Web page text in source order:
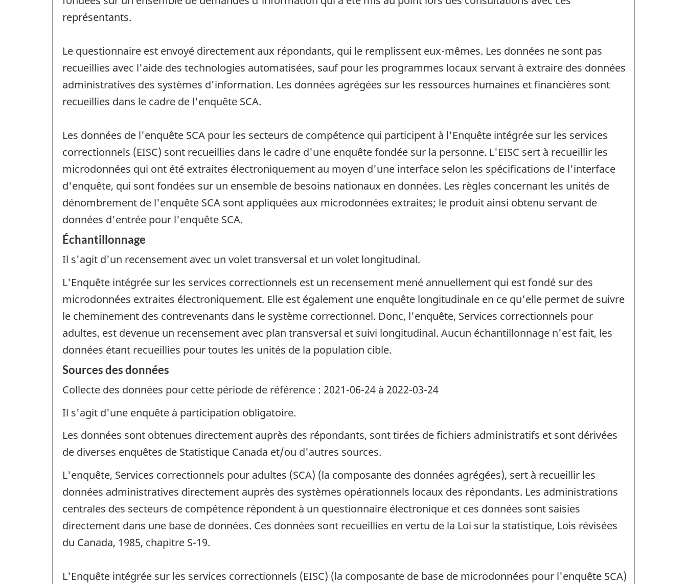
représentants.
Le questionnaire est envoyé directement aux répondants, qui le remplissent eux-mêmes. Les données ne sont pas
recueillies avec l'aide des technologies automatisées, sauf pour les programmes locaux servant à extraire des données
administratives des systèmes d'information. Les données agrégées sur les ressources humaines et financières sont
recueillies dans le cadre de l'enquête SCA.
Les données de l'enquête SCA pour les secteurs de compétence qui participent à l'Enquête intégrée sur les services
correctionnels (EISC) sont recueillies dans le cadre d'une enquête fondée sur la personne. L'EISC sert à recueillir les
microdonnées qui ont été extraites électroniquement au moyen d'une interface selon les spécifications de l'interface
d'enquête, qui sont fondées sur un ensemble de besoins nationaux en données. Les règles concernant les unités de
dénombrement de l'enquête SCA sont appliquées aux microdonnées extraites; le produit ainsi obtenu servant de
données d'entrée pour l'enquête SCA.
Échantillonnage
Il s'agit d'un recensement avec un volet transversal et un volet longitudinal.
L'Enquête intégrée sur les services correctionnels est un recensement mené annuellement qui est fondé sur des
microdonnées extraites électroniquement. Elle est également une enquête longitudinale en ce qu'elle permet de suivre
le cheminement des contrevenants dans le système correctionnel. Donc, l'enquête, Services correctionnels pour
adultes, est devenue un recensement avec plan transversal et suivi longitudinal. Aucun échantillonnage n'est fait, les
données étant recueillies pour toutes les unités de la population cible.
Sources des données
Collecte des données pour cette période de référence : 2021-06-24 à 2022-03-24
Il s'agit d'une enquête à participation obligatoire.
Les données sont obtenues directement auprès des répondants, sont tirées de fichiers administratifs et sont dérivées
de diverses enquêtes de Statistique Canada et/ou d'autres sources.
L'enquête, Services correctionnels pour adultes (SCA) (la composante des données agrégées), sert à recueillir les
données administratives directement auprès des systèmes opérationnels locaux des répondants. Les administrations
centrales des secteurs de compétence répondent à un questionnaire électronique et ces données sont saisies
directement dans une base de données. Ces données sont recueillies en vertu de la Loi sur la statistique, Lois révisées
du Canada, 1985, chapitre S-19.
L'Enquête intégrée sur les services correctionnels (EISC) (la composante de base de microdonnées pour l'enquête SCA)